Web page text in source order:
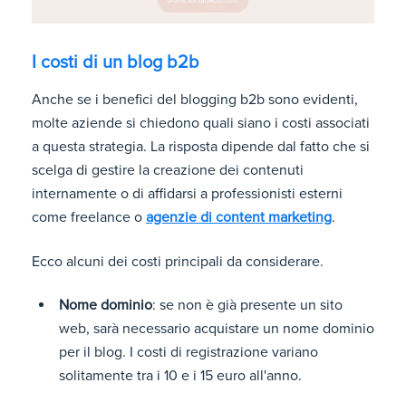
I costi di un blog b2b
Anche se i benefici del blogging b2b sono evidenti,
molte aziende si chiedono quali siano i costi associati
a questa strategia. La risposta dipende dal fatto che si
scelga di gestire la creazione dei contenuti
internamente o di affidarsi a professionisti esterni
come freelance o agenzie di content marketing.
Ecco alcuni dei costi principali da considerare.
Nome dominio: se non è già presente un sito
web, sarà necessario acquistare un nome dominio
per il blog. I costi di registrazione variano
solitamente tra i 10 e i 15 euro all'anno.